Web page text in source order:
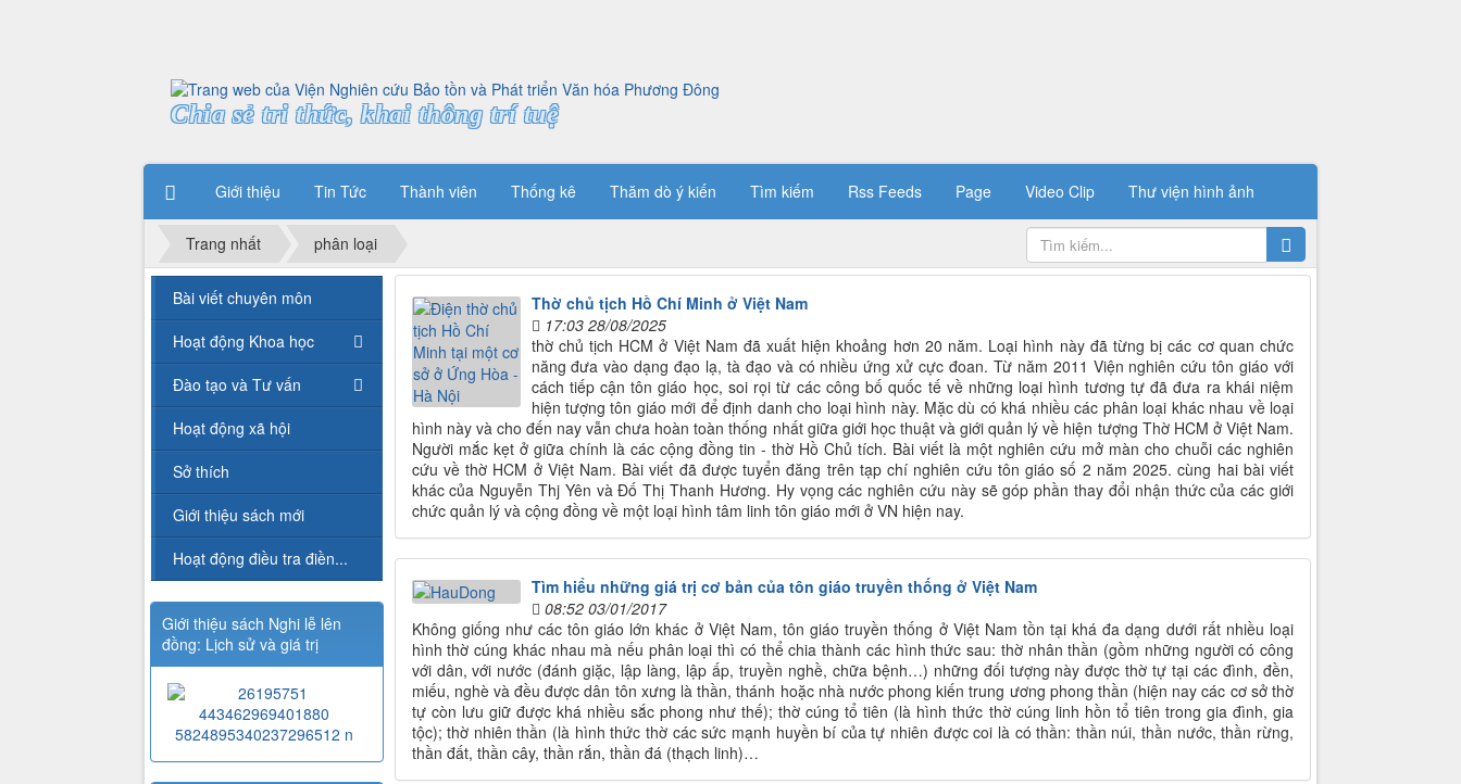
Chia sẻ tri thức, khai thông trí tuệ
Giới thiệu Tin Tức Thành viên Thống kê Thăm dò ý kiến Tìm kiếm Rss Feeds Page Video Clip Thư viện hình ảnh
Trang nhất phân loại
Thờ chủ tịch Hồ Chí Minh ở Việt Nam
17:03 28/08/2025
thờ chủ tịch HCM ở Việt Nam đã xuất hiện khoảng hơn 20 năm. Loại hình này đã từng bị các cơ quan chức
năng đưa vào dạng đạo lạ, tà đạo và có nhiều ứng xử cực đoan. Từ năm 2011 Viện nghiên cứu tôn giáo với
cách tiếp cận tôn giáo học, soi rọi từ các công bố quốc tế về những loại hình tương tự đã đưa ra khái niệm
hiện tượng tôn giáo mới để định danh cho loại hình này. Mặc dù có khá nhiều các phân loại khác nhau về loại
hình này và cho đến nay vẫn chưa hoàn toàn thống nhất giữa giới học thuật và giới quản lý về hiện tượng Thờ HCM ở Việt Nam.
Người mắc kẹt ở giữa chính là các cộng đồng tin - thờ Hồ Chủ tích. Bài viết là một nghiên cứu mở màn cho chuỗi các nghiên
cứu về thờ HCM ở Việt Nam. Bài viết đã được tuyển đăng trên tạp chí nghiên cứu tôn giáo số 2 năm 2025. cùng hai bài viết
khác của Nguyễn Thj Yên và Đố Thị Thanh Hương. Hy vọng các nghiên cứu này sẽ góp phần thay đổi nhận thức của các giới
chức quản lý và cộng đồng về một loại hình tâm linh tôn giáo mới ở VN hiện nay.
Tìm hiểu những giá trị cơ bản của tôn giáo truyền thống ở Việt Nam
08:52 03/01/2017
Không giống như các tôn giáo lớn khác ở Việt Nam, tôn giáo truyền thống ở Việt Nam tồn tại khá đa dạng dưới rất nhiều loại
hình thờ cúng khác nhau mà nếu phân loại thì có thể chia thành các hình thức sau: thờ nhân thần (gồm những người có công
với dân, với nước (đánh giặc, lập làng, lập ấp, truyền nghề, chữa bệnh…) những đối tượng này được thờ tự tại các đình, đền,
miếu, nghè và đều được dân tôn xưng là thần, thánh hoặc nhà nước phong kiến trung ương phong thần (hiện nay các cơ sở thờ
tự còn lưu giữ được khá nhiều sắc phong như thế); thờ cúng tổ tiên (là hình thức thờ cúng linh hồn tổ tiên trong gia đình, gia
tộc); thờ nhiên thần (là hình thức thờ các sức mạnh huyền bí của tự nhiên được coi là có thần: thần núi, thần nước, thần rừng,
thần đất, thần cây, thần rắn, thần đá (thạch linh)…
Bài viết chuyên môn
Hoạt động Khoa học
Đào tạo và Tư vấn
Hoạt động xã hội
Sở thích
Giới thiệu sách mới
Hoạt động điều tra điền...
Giới thiệu sách Nghi lễ lên
đồng: Lịch sử và giá trị